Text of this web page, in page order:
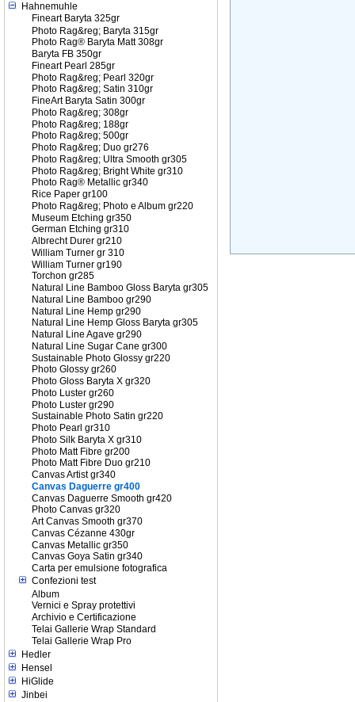
Hahnemuhle
Fineart Baryta 325gr
Photo Rag&reg; Baryta 315gr
Photo Rag® Baryta Matt 308gr
Baryta FB 350gr
Fineart Pearl 285gr
Photo Rag&reg; Pearl 320gr
Photo Rag&reg; Satin 310gr
FineArt Baryta Satin 300gr
Photo Rag&reg; 308gr
Photo Rag&reg; 188gr
Photo Rag&reg; 500gr
Photo Rag&reg; Duo gr276
Photo Rag&reg; Ultra Smooth gr305
Photo Rag&reg; Bright White gr310
Photo Rag® Metallic gr340
Rice Paper gr100
Photo Rag&reg; Photo e Album gr220
Museum Etching gr350
German Etching gr310
Albrecht Durer gr210
William Turner gr 310
William Turner gr190
Torchon gr285
Natural Line Bamboo Gloss Baryta gr305
Natural Line Bamboo gr290
Natural Line Hemp gr290
Natural Line Hemp Gloss Baryta gr305
Natural Line Agave gr290
Natural Line Sugar Cane gr300
Sustainable Photo Glossy gr220
Photo Glossy gr260
Photo Gloss Baryta X gr320
Photo Luster gr260
Photo Luster gr290
Sustainable Photo Satin gr220
Photo Pearl gr310
Photo Silk Baryta X gr310
Photo Matt Fibre gr200
Photo Matt Fibre Duo gr210
Canvas Artist gr340
Canvas Daguerre gr400
Canvas Daguerre Smooth gr420
Photo Canvas gr320
Art Canvas Smooth gr370
Canvas Cézanne 430gr
Canvas Metallic gr350
Canvas Goya Satin gr340
Carta per emulsione fotografica
Confezioni test
Album
Vernici e Spray protettivi
Archivio e Certificazione
Telai Gallerie Wrap Standard
Telai Gallerie Wrap Pro
Hedler
Hensel
HiGlide
Jinbei